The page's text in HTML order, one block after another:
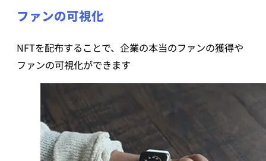
ファンの可視化
NFTを配布することで、企業の本当のファンの獲得や
ファンの可視化ができます